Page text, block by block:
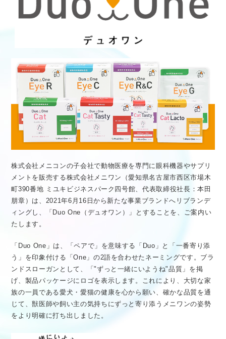
医療従事者向け情報 GLOBAL
株式会社メニコンの子会社で動物医療を専門に眼科機器やサプリ
メントを販売する株式会社メニワン（愛知県名古屋市西区市場木
町390番地 ミユキビジネスパーク四号館、代表取締役社長：本田
朋章）は、2021年6月16日から新たな事業ブランドへリブランデ
ィングし、「Duo One（デュオワン）」とすることを、ご案内い
たします。
「Duo One」は、「ペアで」を意味する「Duo」と「一番寄り添
う」を印象付ける「One」の2語を合わせたネーミングです。ブラ
ンドスローガンとして、「"ずっと一緒にいようね"品質」を掲
げ、製品パッケージにロゴを表示します。これにより、大切な家
族の一員である愛犬・愛猫の健康を心から願い、確かな品質を通
じて、獣医師や飼い主の気持ちにずっと寄り添うメニワンの姿勢
をより明確に打ち出しました。